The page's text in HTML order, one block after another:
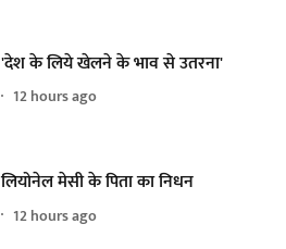
'देश के लिये खेलने के भाव से उतरना'
12 hours ago
लियोनेल मेसी के पिता का निधन
12 hours ago